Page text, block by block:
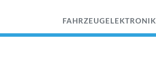
FAHRZEUGELEKTRONIK